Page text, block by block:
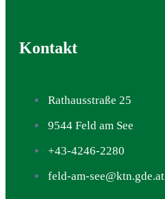
Kontakt
Rathausstraße 25
9544 Feld am See
+43-4246-2280
feld-am-see@ktn.gde.at